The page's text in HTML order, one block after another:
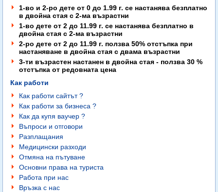
1-во и 2-ро дете от 0 до 1.99 г. се настанява безплатно
в двойна стая с 2-ма възрастни
1-во дете от 2 до 11.99 г. се настанява безплатно в
двойна стая с 2-ма възрастни
2-ро дете от 2 до 11.99 г. ползва 50% отстъпка при
настаняване в двойна стая с двама възрастни
3-ти възрастен настанен в двойна стая - ползва 30 %
отстъпка от редовната цена
Как работи
Как работи сайтът ?
Как работи за бизнеса ?
Как да купя ваучер ?
Въпроси и отговори
Разплащания
Медицински разходи
Отмяна на пътуване
Основни права на туриста
Работа при нас
Връзка с нас